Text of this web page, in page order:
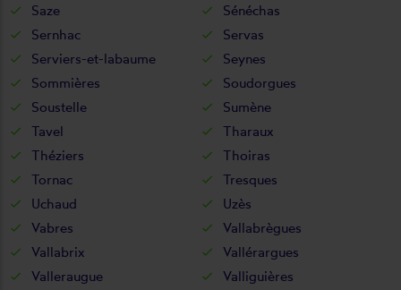
Saze
Sénéchas
Sernhac
Servas
Serviers-et-labaume
Seynes
Sommières
Soudorgues
Soustelle
Sumène
Tavel
Tharaux
Théziers
Thoiras
Tornac
Tresques
Uchaud
Uzès
Vabres
Vallabrègues
Vallabrix
Vallérargues
Valleraugue
Valliguières